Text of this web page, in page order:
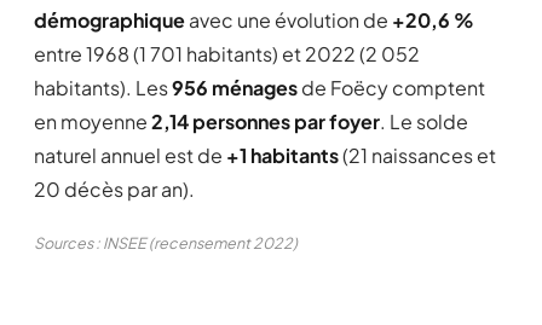
démographiqueavec une évolution de +20,6 %
entre 1968 (1 701 habitants) et 2022 (2 052
habitants). Les956 ménagesde Foëcy comptent
en moyenne2,14 personnes par foyer. Le solde
naturel annuel est de +1 habitants(21 naissances et
20 décès par an).
Sources : INSEE (recensement 2022)